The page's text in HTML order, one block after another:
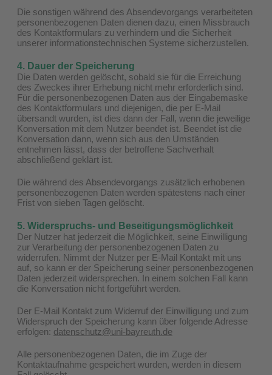
Die sonstigen während des Absendevorgangs verarbeiteten
personenbezogenen Daten dienen dazu, einen Missbrauch
des Kontaktformulars zu verhindern und die Sicherheit
unserer informationstechnischen Systeme sicherzustellen.
4. Dauer der Speicherung
Die Daten werden gelöscht, sobald sie für die Erreichung
des Zweckes ihrer Erhebung nicht mehr erforderlich sind.
Für die personenbezogenen Daten aus der Eingabemaske
des Kontaktformulars und diejenigen, die per E-Mail
übersandt wurden, ist dies dann der Fall, wenn die jeweilige
Konversation mit dem Nutzer beendet ist. Beendet ist die
Konversation dann, wenn sich aus den Umständen
entnehmen lässt, dass der betroffene Sachverhalt
abschließend geklärt ist.
Die während des Absendevorgangs zusätzlich erhobenen
personenbezogenen Daten werden spätestens nach einer
Frist von sieben Tagen gelöscht.
5. Widerspruchs- und Beseitigungsmöglichkeit
Der Nutzer hat jederzeit die Möglichkeit, seine Einwilligung
zur Verarbeitung der personenbezogenen Daten zu
widerrufen. Nimmt der Nutzer per E-Mail Kontakt mit uns
auf, so kann er der Speicherung seiner personenbezogenen
Daten jederzeit widersprechen. In einem solchen Fall kann
die Konversation nicht fortgeführt werden.
Der E-Mail Kontakt zum Widerruf der Einwilligung und zum
Widerspruch der Speicherung kann über folgende Adresse
erfolgen: datenschutz@uni-bayreuth.de
Alle personenbezogenen Daten, die im Zuge der
Kontaktaufnahme gespeichert wurden, werden in diesem